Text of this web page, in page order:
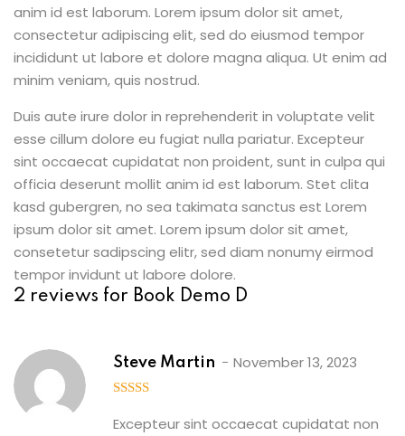
anim id est laborum. Lorem ipsum dolor sit amet,
consectetur adipiscing elit, sed do eiusmod tempor
incididunt ut labore et dolore magna aliqua. Ut enim ad
minim veniam, quis nostrud.
Duis aute irure dolor in reprehenderit in voluptate velit
esse cillum dolore eu fugiat nulla pariatur. Excepteur
sint occaecat cupidatat non proident, sunt in culpa qui
officia deserunt mollit anim id est laborum. Stet clita
kasd gubergren, no sea takimata sanctus est Lorem
ipsum dolor sit amet. Lorem ipsum dolor sit amet,
consetetur sadipscing elitr, sed diam nonumy eirmod
tempor invidunt ut labore dolore.
2 reviews for Book Demo D
Steve Martin November 13, 2023
Excepteur sint occaecat cupidatat non